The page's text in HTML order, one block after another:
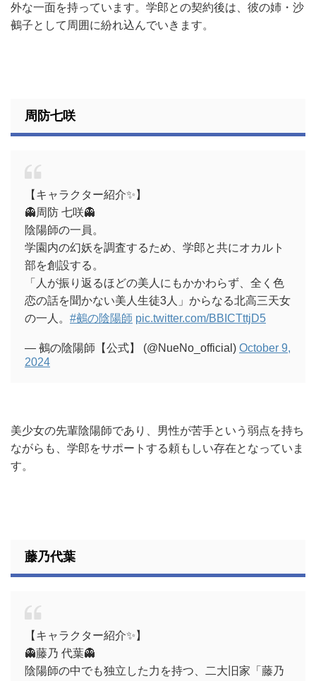
外な一面を持っています。学郎との契約後は、彼の姉・沙
鵺子として周囲に紛れ込んでいきます。
周防七咲
【キャラクター紹介✨】
👻周防 七咲👻
陰陽師の一員。
学園内の幻妖を調査するため、学郎と共にオカルト
部を創設する。
「人が振り返るほどの美人にもかかわらず、全く色
恋の話を聞かない美人生徒3人」からなる北高三天女
の一人。 #鵺の陰陽師 pic.twitter.com/BBICTttjD5
— 鵺の陰陽師【公式】 (@NueNo_official) October 9,
2024
美少女の先輩陰陽師であり、男性が苦手という弱点を持ち
ながらも、学郎をサポートする頼もしい存在となっていま
す。
藤乃代葉
【キャラクター紹介✨】
👻藤乃 代葉👻
陰陽師の中でも独立した力を持つ、二大旧家「藤乃